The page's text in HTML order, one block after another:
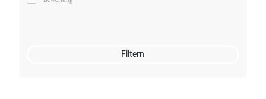
Mato von Vogelstein
Filtern